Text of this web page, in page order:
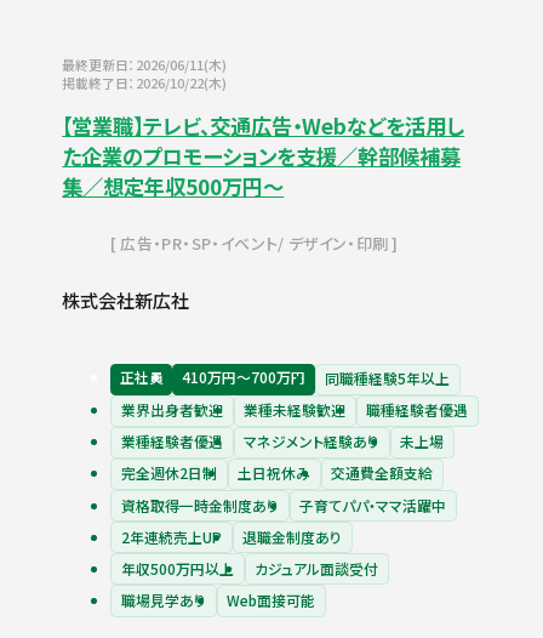
最終更新日：2026/06/11(木)
掲載終了日：2026/10/22(木)
【営業職】テレビ、交通広告・Webなどを活用し
た企業のプロモーションを支援／幹部候補募
集／想定年収500万円〜
広告・PR・SP・イベント デザイン・印刷
株式会社新広社
正社員 410万円〜700万円
同職種経験5年以上
業界出身者歓迎
業種未経験歓迎
職種経験者優遇
業種経験者優遇
マネジメント経験あり
未上場
完全週休2日制
土日祝休み
交通費全額支給
資格取得一時金制度あり
子育てパパ・ママ活躍中
2年連続売上UP
退職金制度あり
年収500万円以上
カジュアル面談受付
職場見学あり
Web面接可能